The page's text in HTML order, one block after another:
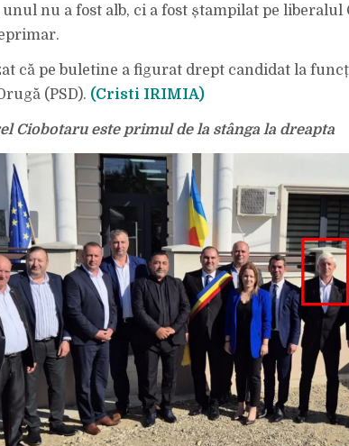
nu a fost alb, ci a fost ștampilat pe liberalul
că pe buletine a figurat drept candidat la
(PSD). (Cristi IRIMIA)
Ciobotaru este primul de la stânga la dreapta